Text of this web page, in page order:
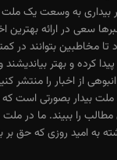
بیداری به وسعت یک
سعی در ارائه بهترین
تا مخاطبین بتوانند در
کرده و بهتر
از اخبار را منتشر
ملت بیدار بصورتی است
را ببیند. ما در ملت
به امید روزی که حق بر